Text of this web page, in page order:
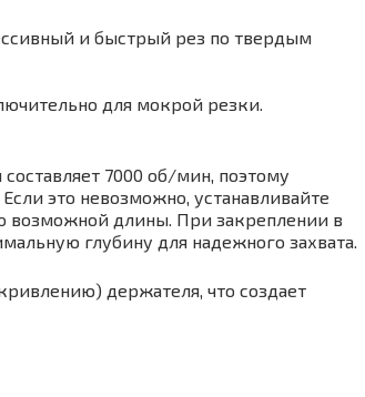
и быстрый рез по твердым
для мокрой резки.
7000 об/мин, поэтому
это невозможно, устанавливайте
возможной длины. При закреплении в
глубину для надежного захвата.
держателя, что создает